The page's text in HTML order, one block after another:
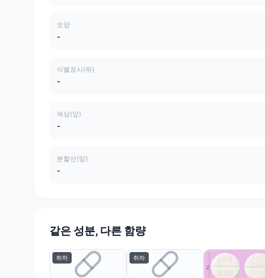
모양
-
식별표시(뒤)
-
색상(앞)
-
분할선(앞)
-
같은 성분, 다른 함량
취하 취하